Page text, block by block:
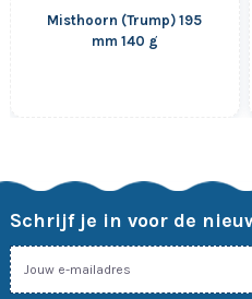
Misthoorn (Trump) 195
mm 140 g
Schrijf je in voor de